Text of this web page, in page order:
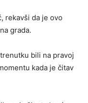
rekavši da je ovo
grada.
bili na pravoj
kada je čitav